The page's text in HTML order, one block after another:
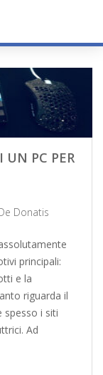
UN PC PER
Donatis
principali:
e la
riguarda il
spesso i siti
Ad